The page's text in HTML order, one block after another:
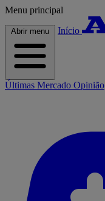
Menu principal
Abrir menu Início
Últimas Mercado Opinião